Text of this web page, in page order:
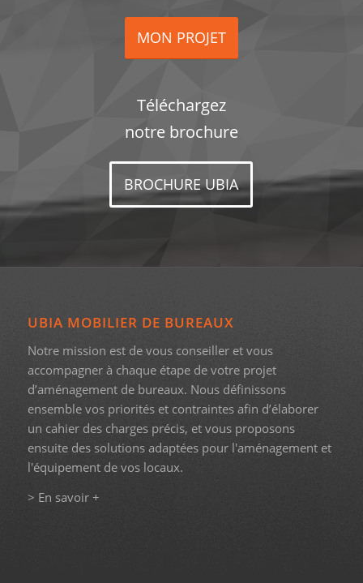
MON PROJET
Téléchargez
notre brochure
BROCHURE UBIA
UBIA MOBILIER DE BUREAUX
Notre mission est de vous conseiller et vous
accompagner à chaque étape de votre projet
d’aménagement de bureaux. Nous définissons
ensemble vos priorités et contraintes afin d’élaborer
un cahier des charges précis, et vous proposons
ensuite des solutions adaptées pour l'aménagement et
l'équipement de vos locaux.
> En savoir +